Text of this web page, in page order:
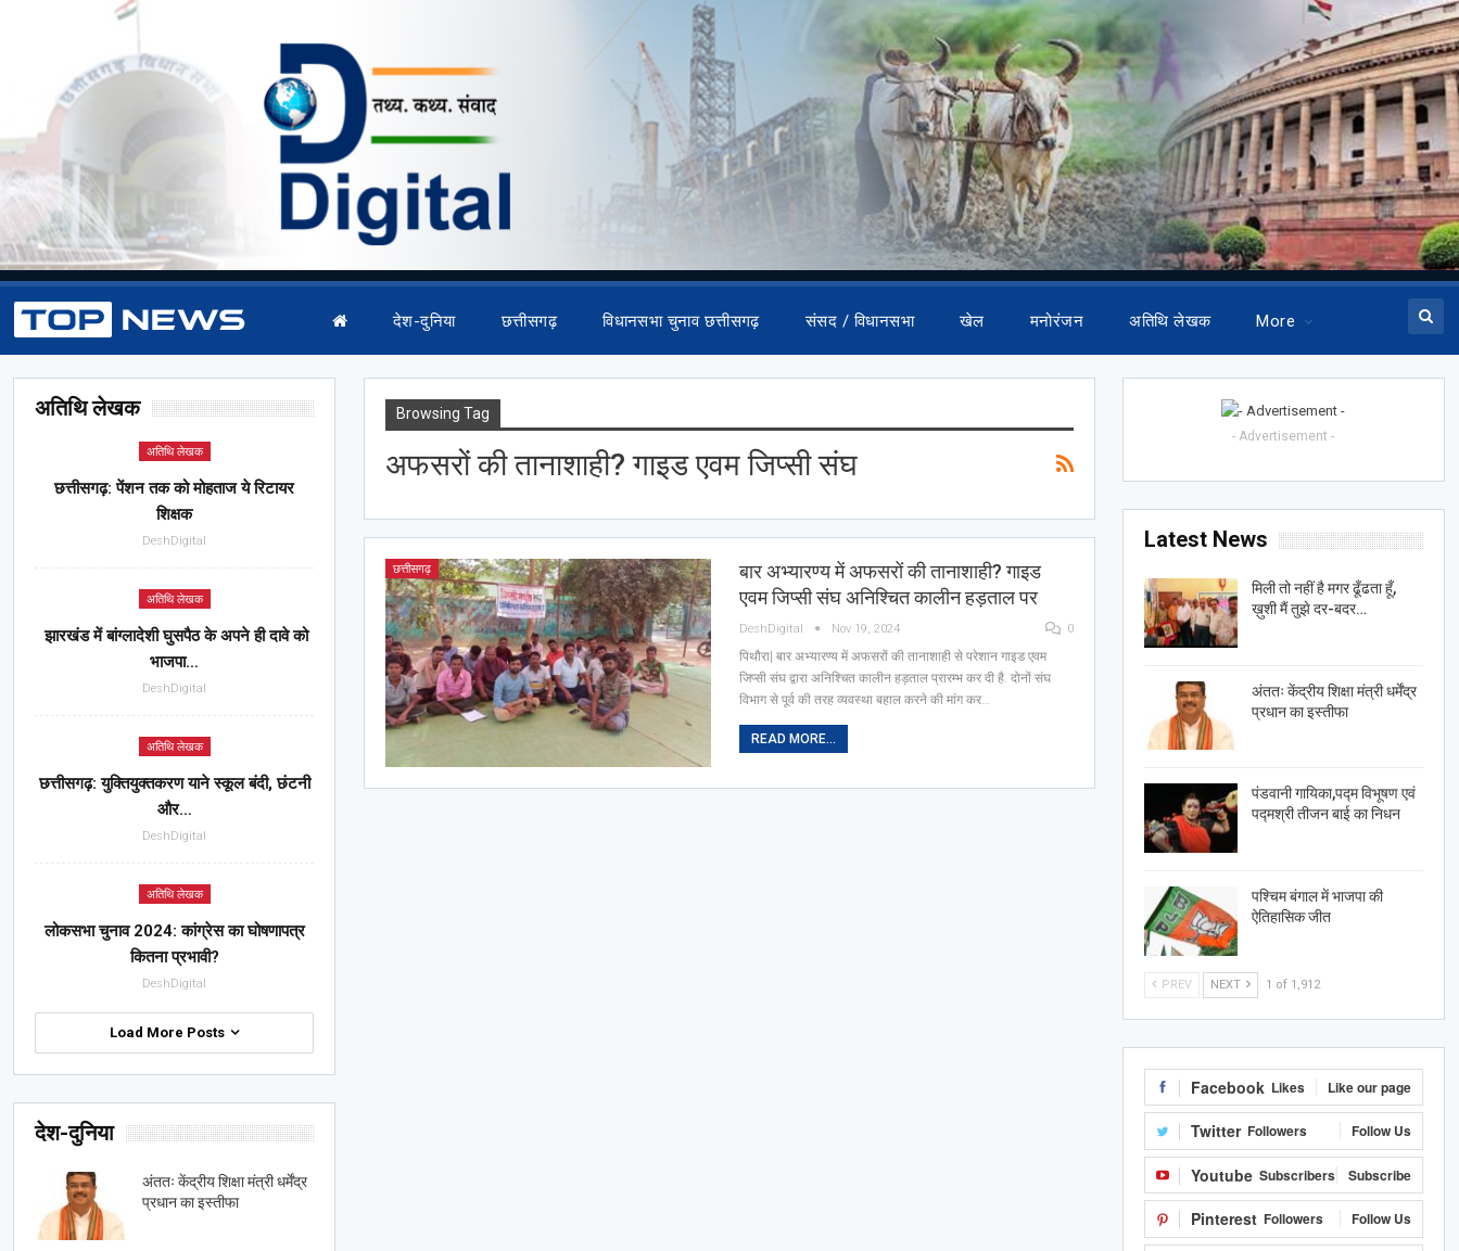
देश-दुनिया छत्तीसगढ़ विधानसभा चुनाव छत्तीसगढ़ संसद / विधानसभा खेल मनोरंजन अतिथि लेखक More
Browsing Tag
अफसरों की तानाशाही? गाइड एवम जिप्सी संघ
छत्तीसगढ़
बार अभ्यारण्य में अफसरों की तानाशाही? गाइड
एवम जिप्सी संघ अनिश्चित कालीन हड़ताल पर
DeshDigital Nov 19, 2024 0
पिथौरा| बार अभ्यारण्य में अफसरों की तानाशाही से परेशान गाइड एवम
जिप्सी संघ द्वारा अनिश्चित कालीन हड़ताल प्रारम्भ कर दी है. दोनों संघ
विभाग से पूर्व की तरह व्यवस्था बहाल करने की मांग कर…
READ MORE...
- Advertisement -
Latest News
मिली तो नहीं है मगर ढूँढता हूँ,
ख़ुशी मैं तुझे दर-बदर…
अंततः केंद्रीय शिक्षा मंत्री धर्मेंद्र
प्रधान का इस्तीफा
पंडवानी गायिका,पद्म विभूषण एवं
पद्मश्री तीजन बाई का निधन
पश्चिम बंगाल में भाजपा की
ऐतिहासिक जीत
PREV NEXT 1 of 1,912
Facebook Likes Like our page
Twitter Followers Follow Us
Youtube Subscribers Subscribe
Pinterest Followers Follow Us
अतिथि लेखक
अतिथि लेखक
छत्तीसगढ़: पेंशन तक को मोहताज ये रिटायर
शिक्षक
DeshDigital
अतिथि लेखक
झारखंड में बांग्लादेशी घुसपैठ के अपने ही दावे को
भाजपा…
DeshDigital
अतिथि लेखक
छत्तीसगढ़: युक्तियुक्तकरण याने स्कूल बंदी, छंटनी
और…
DeshDigital
अतिथि लेखक
लोकसभा चुनाव 2024: कांग्रेस का घोषणापत्र
कितना प्रभावी?
DeshDigital
Load More Posts
देश-दुनिया
अंततः केंद्रीय शिक्षा मंत्री धर्मेंद्र
प्रधान का इस्तीफा